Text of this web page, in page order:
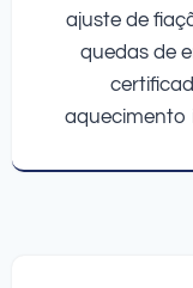
ajuste de
quedas de
aquecimento